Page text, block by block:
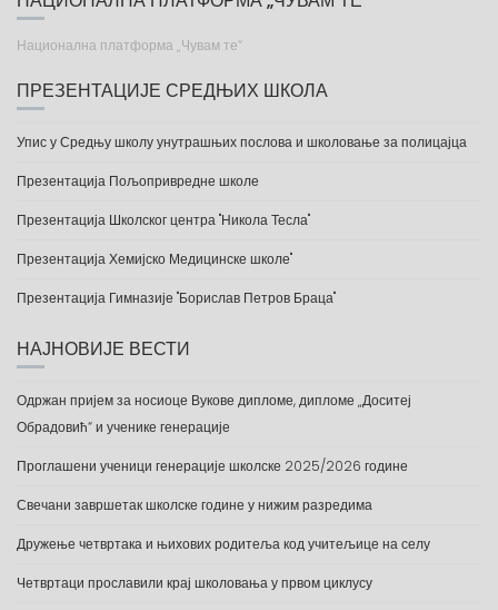
Национална платформа „Чувам те“
ПРЕЗЕНТАЦИЈЕ СРЕДЊИХ ШКОЛА
Упис у Средњу школу унутрашњих послова и школовање за полицајца
Презентација Пољопривредне школе
Презентација Школског центра "Никола Тесла"
Презентација Хемијско Медицинске школе"
Презентација Гимназије "Борислав Петров Браца"
НАЈНОВИЈЕ ВЕСТИ
Одржан пријем за носиоце Вукове дипломе, дипломе „Доситеј
Обрадовић“ и ученике генерације
Проглашени ученици генерације школске 2025/2026 године
Свечани завршетак школске године у нижим разредима
Дружење четвртака и њихових родитеља код учитељице на селу
Четвртаци прославили крај школовања у првом циклусу